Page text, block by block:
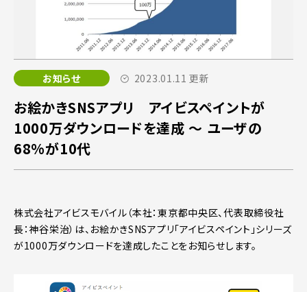
お知らせ 2023.01.11 更新
お絵かきSNSアプリ アイビスペイントが
1000万ダウンロードを達成 ～ ユーザの
68%が10代
株式会社アイビスモバイル（本社：東京都中央区、代表取締役社
長：神谷栄治）は、お絵かきSNSアプリ「アイビスペイント」シリーズ
が1000万ダウンロードを達成したことをお知らせします。